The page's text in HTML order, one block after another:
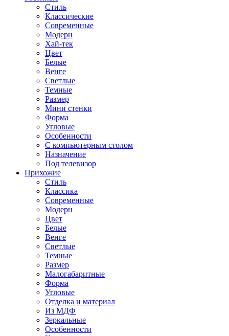
Стиль
Классические
Современные
Модерн
Хай-тек
Цвет
Белые
Венге
Светлые
Темные
Размер
Мини стенки
Форма
Угловые
Особенности
С компьютерным столом
Назначение
Под телевизор
Прихожие
Стиль
Классика
Современные
Модерн
Цвет
Белые
Венге
Светлые
Темные
Размер
Малогабаритные
Форма
Угловые
Отделка и материал
Из МДФ
Зеркальные
Особенности